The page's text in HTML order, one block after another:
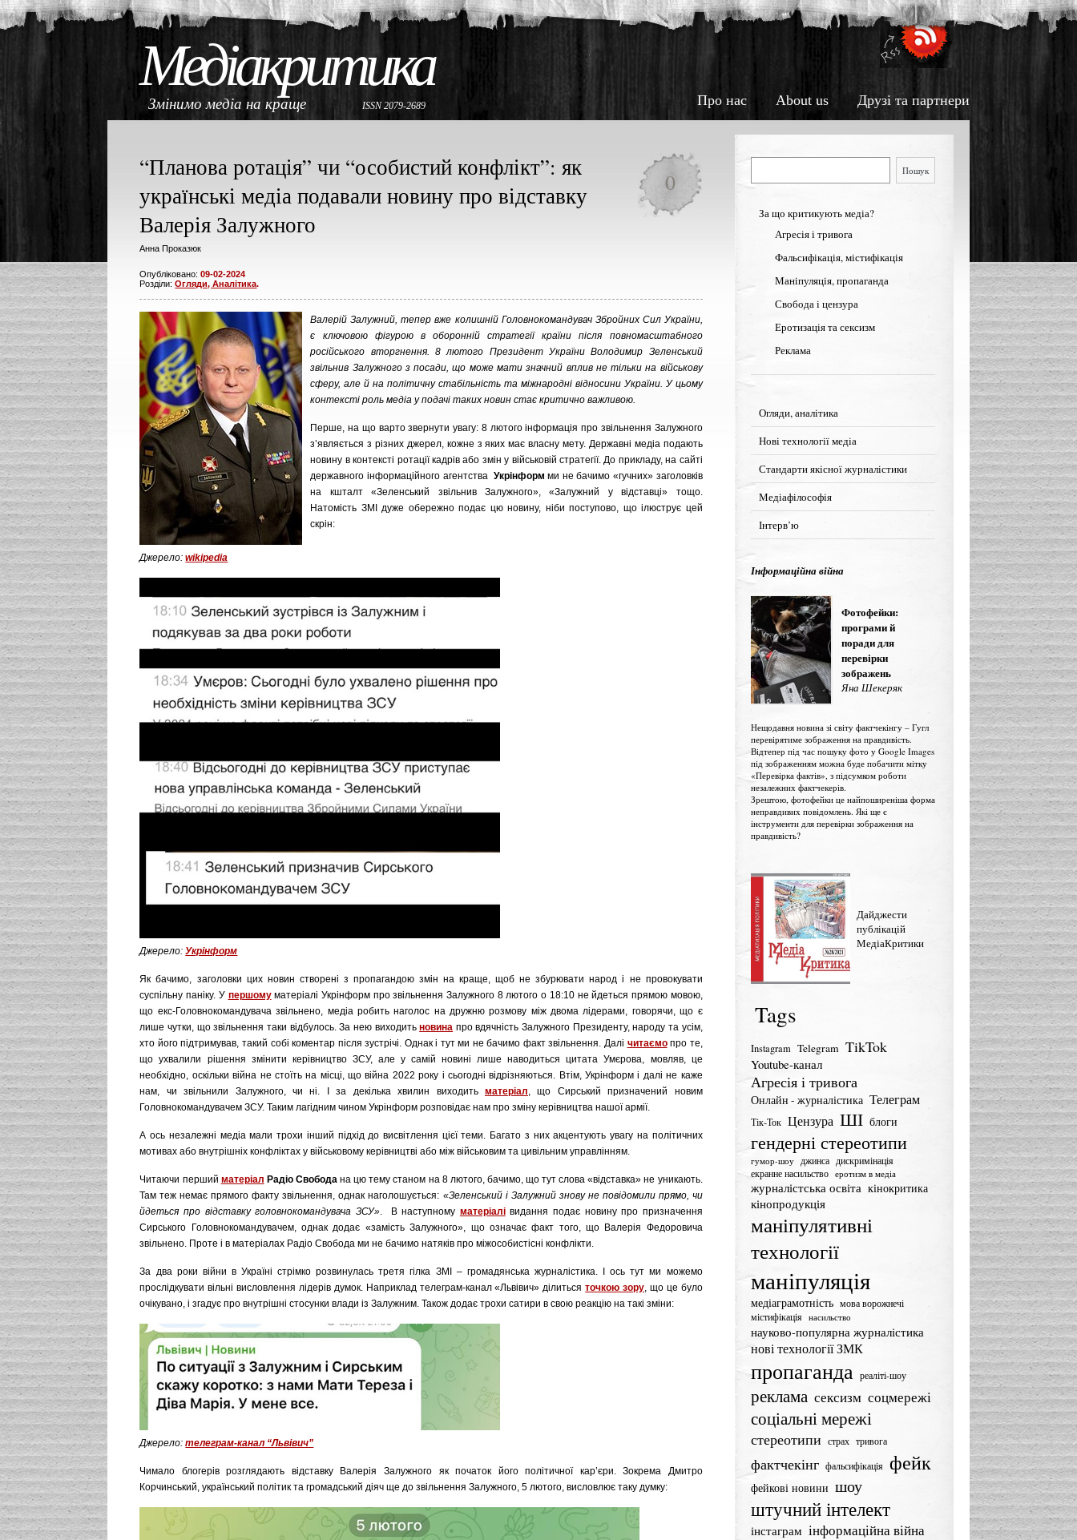
Медіакритика
Змінимо медіа на краще ISSN 2079-2689 Про нас About us Друзі та партнери
“Планова ротація” чи “особистий конфлікт”: як
українські медіа подавали новину про відставку
Валерія Залужного
Анна Проказюк
Опубліковано:09-02-2024
Розділи:Огляди, Аналітика.
0
Джерело:wikipediа
Валерій Залужний, тепер вже колишній Головнокомандувач Збройних Сил України,
є ключовою фігурою в оборонній стратегії країни після повномасштабного
російського вторгнення. 8 лютого Президент України Володимир Зеленський
звільнив Залужного з посади, що може мати значний вплив не тільки на військову
сферу, але й на політичну стабільність та міжнародні відносини України. У цьому
контексті роль медіа у подачі таких новин стає критично важливою.
Перше, на що варто звернути увагу: 8 лютого інформація про звільнення Залужного
з’являється з різних джерел, кожне з яких має власну мету. Державні медіа подають
новину в контексті ротації кадрів або змін у військовій стратегії. До прикладу, на сайті
державного інформаційного агентства Укрінформ ми не бачимо «гучних» заголовків
на кшталт «Зеленський звільнив Залужного», «Залужний у відставці» тощо.
Натомість ЗМІ дуже обережно подає цю новину, ніби поступово, що ілюструє цей
скрін:
Джерело:Укрінформ
Як бачимо, заголовки цих новин створені з пропагандою змін на краще, щоб не збурювати народ і не провокувати
суспільну паніку. У першомуматеріалі Укрінформ про звільнення Залужного 8 лютого о 18:10 не йдеться прямою мовою,
що екс-Головнокомандувача звільнено, медіа робить наголос на дружню розмову між двома лідерами, говорячи, що є
лише чутки, що звільнення таки відбулось. За нею виходитьновина про вдячність Залужного Президенту, народу та усім,
хто його підтримував, такий собі коментар після зустрічі. Однак і тут ми не бачимо факт звільнення. Далі читаємопро те,
що ухвалили рішення змінити керівництво ЗСУ, але у самій новині лише наводиться цитата Умєрова, мовляв, це
необхідно, оскільки війна не стоїть на місці, що війна 2022 року і сьогодні відрізняються. Втім, Укрінформ і далі не каже
нам, чи звільнили Залужного, чи ні. І за декілька хвилин виходить матеріал, що Сирський призначений новим
Головнокомандувачем ЗСУ. Таким лагідним чином Укрінформ розповідає нам про зміну керівництва нашої армії.
А ось незалежні медіа мали трохи інший підхід до висвітлення цієї теми. Багато з них акцентують увагу на політичних
мотивах або внутрішніх конфліктах у військовому керівництві або між військовим та цивільним управлінням.
Читаючи перший матеріал Радіо Свободана цю тему станом на 8 лютого, бачимо, що тут слова «відставка» не уникають.
Там теж немає прямого факту звільнення, однак наголошується: «Зеленський і Залужний знову не повідомили прямо, чи
йдеться про відставку головнокомандувача ЗСУ». В наступному матеріалівидання подає новину про призначення
Сирського Головнокомандувачем, однак додає «замість Залужного», що означає факт того, що Валерія Федоровича
звільнено. Проте і в матеріалах Радіо Свобода ми не бачимо натяків про міжособистісні конфлікти.
За два роки війни в Україні стрімко розвинулась третя гілка ЗМІ – громадянська журналістика. І ось тут ми можемо
прослідкувати вільні висловлення лідерів думок. Наприклад телеграм-канал «Львівич» ділитьсяточкою зору, що це було
очікувано, і згадує про внутрішні стосунки влади із Залужним. Також додає трохи сатири в свою реакцію на такі зміни:
Джерело:телеграм-канал “Львівич”
Чимало блогерів розглядають відставку Валерія Залужного як початок його політичної кар’єри. Зокрема Дмитро
Корчинський, український політик та громадський діяч ще до звільнення Залужного, 5 лютого, висловлює таку думку:
Пошук
За що критикують медіа?
Агресія і тривога
Фальсифікація, містифікація
Маніпуляція, пропаганда
Свобода і цензура
Еротизація та сексизм
Реклама
Огляди, аналітика
Нові технології медіа
Стандарти якісної журналістики
Медіафілософія
Інтерв’ю
Інформаційна війна
Фотофейки:
програми й
поради для
перевірки
зображень
Яна Шекеряк
Нещодавня новина зі світу фактчекінгу – Гугл
перевірятиме зображення на правдивість.
Відтепер під час пошуку фото у Google Images
під зображенням можна буде побачити мітку
«Перевірка фактів», з підсумком роботи
незалежних фактчекерів.
Зрештою, фотофейки це найпоширеніша форма
неправдивих повідомлень. Які ще є
інструменти для перевірки зображення на
правдивість?
Дайджести
публікацій
МедіаКритики
Tags
Instagram Telegram TikTok
Youtube-канал
Агресія і тривога
Онлайн - журналістика Телеграм
Тік-Ток Цензура ШІ блоги
гендерні стереотипи
гумор-шоу джинса
дискримінація
екранне насильство
еротизм в медіа
журналістська освіта кінокритика
кінопродукція
маніпулятивні
технології
маніпуляція
медіаграмотність мова ворожнечі
містифікація насильство
науково-популярна журналістика
нові технології ЗМК
пропаганда реаліті-шоу
реклама сексизм соцмережі
соціальні мережі
стереотипи страх тривога
фактчекінг фальсифікація фейк
фейкові новини шоу
штучний інтелект
інстаграм інформаційна війна